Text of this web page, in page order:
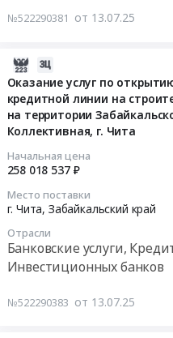
№522290381 от 13.07.25
Оказание услуг по
кредитной линии на
на территории
Коллективная, г. Чита
Начальная цена
258 018 537 ₽
Место поставки
г. Чита, Забайкальский край
Отрасли
Банковские услуги,
Инвестиционных банков
№522290383 от 13.07.25